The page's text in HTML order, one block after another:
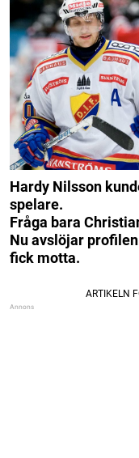
Hardy Nilsson
spelare.
Fråga bara
Nu avslöjar
fick motta.